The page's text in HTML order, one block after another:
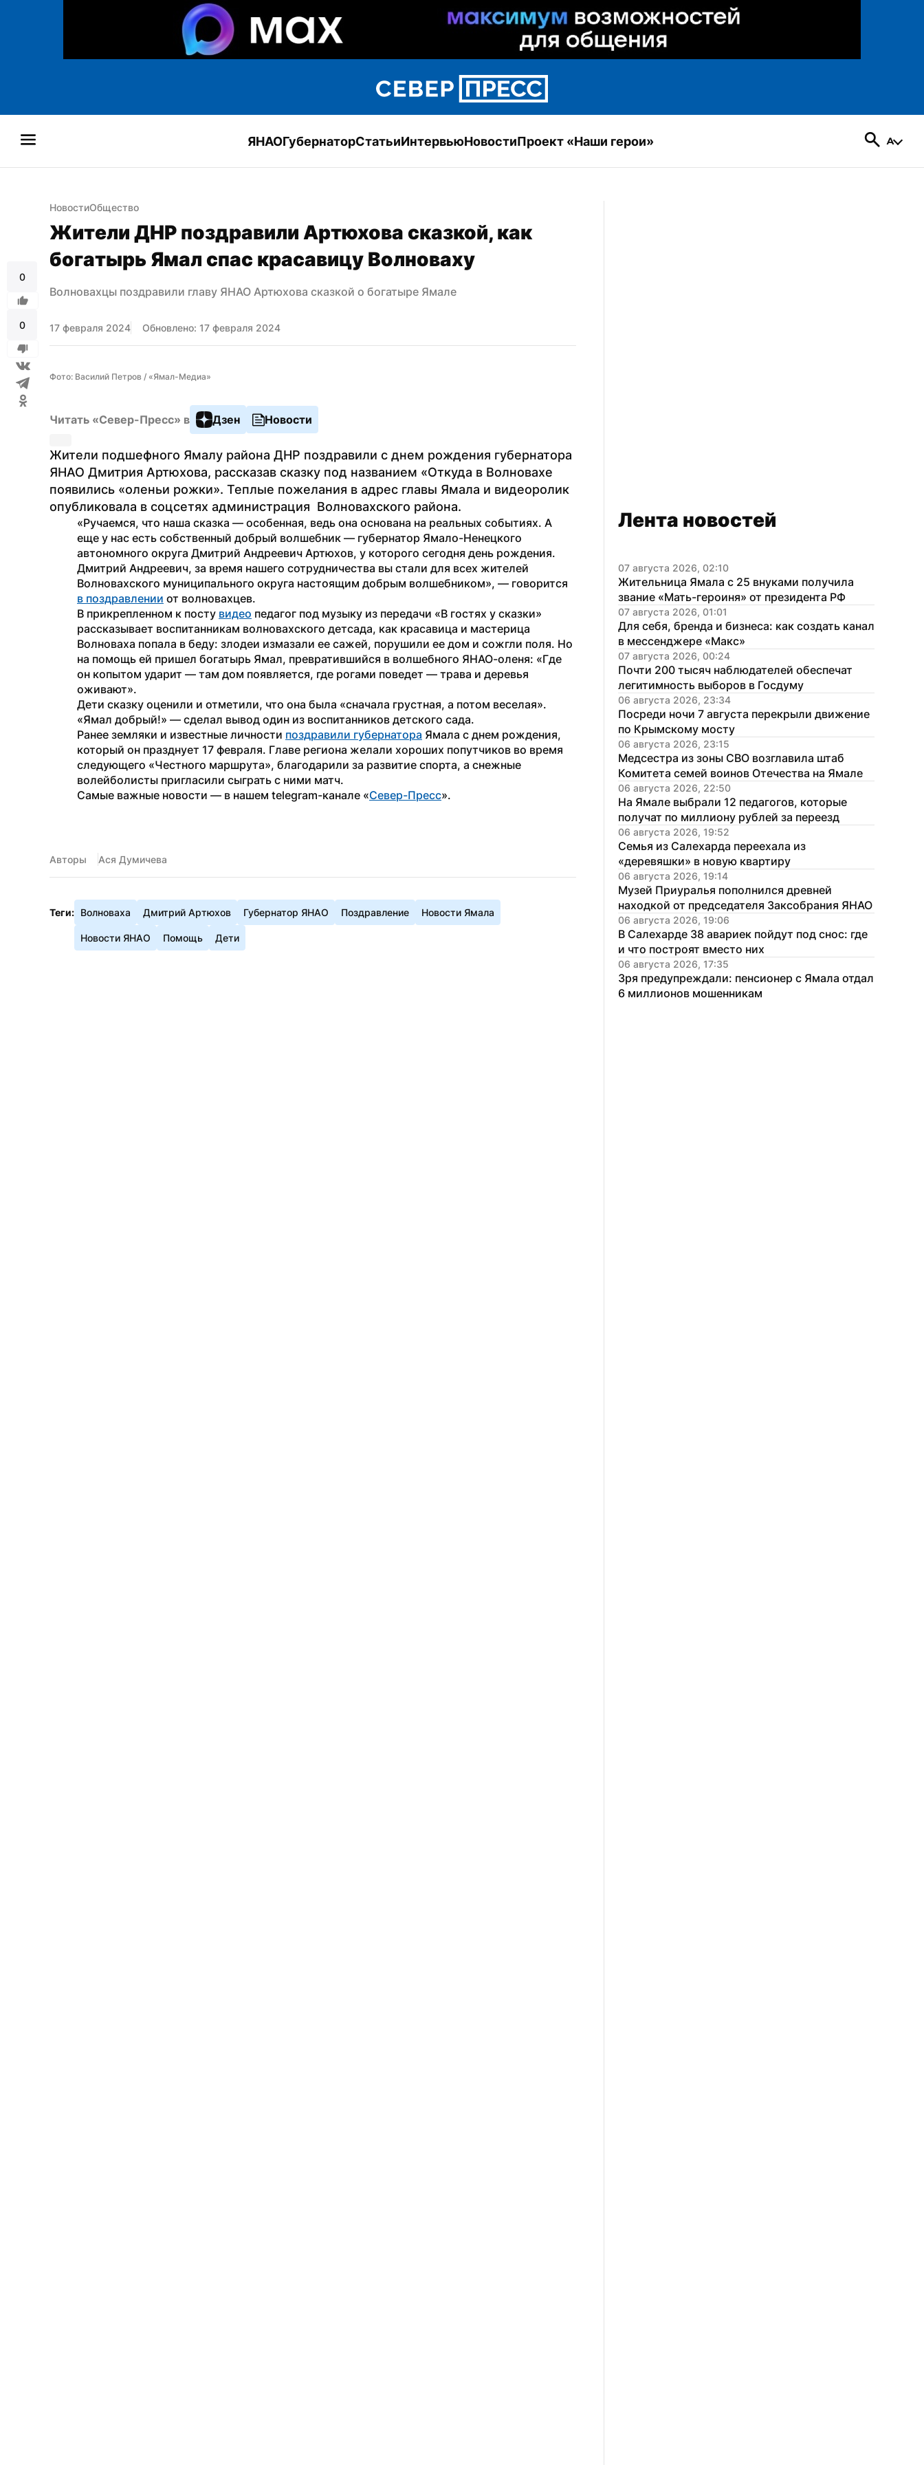
ЯНАОГубернаторСтатьиИнтервьюНовостиПроект «Наши герои»
0
0
НовостиОбщество
Жители ДНР поздравили Артюхова сказкой, как
богатырь Ямал спас красавицу Волноваху
Волновахцы поздравили главу ЯНАО Артюхова сказкой о богатыре Ямале
17 февраля 2024 Обновлено: 17 февраля 2024
Фото: Василий Петров / «Ямал-Медиа»
Читать «Север-Пресс» в Дзен Новости
Жители подшефного Ямалу района ДНР поздравили с днем рождения губернатора
ЯНАО Дмитрия Артюхова, рассказав сказку под названием «Откуда в Волновахе
появились «оленьи рожки». Теплые пожелания в адрес главы Ямала и видеоролик
опубликовала в соцсетях администрация  Волновахского района.
«Ручаемся, что наша сказка — особенная, ведь она основана на реальных событиях. А
еще у нас есть собственный добрый волшебник — губернатор Ямало-Ненецкого
автономного округа Дмитрий Андреевич Артюхов, у которого сегодня день рождения.
Дмитрий Андреевич, за время нашего сотрудничества вы стали для всех жителей
в поздравлении от волновахцев.
В прикрепленном к посту видео педагог под музыку из передачи «В гостях у сказки»
рассказывает воспитанникам волновахского детсада, как красавица и мастерица
Волноваха попала в беду: злодеи измазали ее сажей, порушили ее дом и сожгли поля. Но
на помощь ей пришел богатырь Ямал, превратившийся в волшебного ЯНАО-оленя: «Где
он копытом ударит — там дом появляется, где рогами поведет — трава и деревья
оживают».
Дети сказку оценили и отметили, что она была «сначала грустная, а потом веселая».
«Ямал добрый!» — сделал вывод один из воспитанников детского сада.
Ранее земляки и известные личности поздравили губернатора Ямала с днем рождения,
который он празднует 17 февраля. Главе региона желали хороших попутчиков во время
следующего «Честного маршрута», благодарили за развитие спорта, а снежные
волейболисты пригласили сыграть с ними матч.
Самые важные новости — в нашем telegram-канале «Север-Пресс».
Авторы Ася Думичева
Теги: Волноваха Дмитрий Артюхов Губернатор ЯНАО Поздравление Новости Ямала
Новости ЯНАО Помощь Дети
Лента новостей
07 августа 2026, 02:10
Жительница Ямала с 25 внуками получила
звание «Мать-героиня» от президента РФ
07 августа 2026, 01:01
Для себя, бренда и бизнеса: как создать канал
в мессенджере «Макс»
07 августа 2026, 00:24
Почти 200 тысяч наблюдателей обеспечат
легитимность выборов в Госдуму
06 августа 2026, 23:34
Посреди ночи 7 августа перекрыли движение
по Крымскому мосту
06 августа 2026, 23:15
Медсестра из зоны СВО возглавила штаб
Комитета семей воинов Отечества на Ямале
06 августа 2026, 22:50
На Ямале выбрали 12 педагогов, которые
получат по миллиону рублей за переезд
06 августа 2026, 19:52
Семья из Салехарда переехала из
«деревяшки» в новую квартиру
06 августа 2026, 19:14
Музей Приуралья пополнился древней
находкой от председателя Заксобрания ЯНАО
06 августа 2026, 19:06
В Салехарде 38 авариек пойдут под снос: где
и что построят вместо них
06 августа 2026, 17:35
Зря предупреждали: пенсионер с Ямала отдал
6 миллионов мошенникам